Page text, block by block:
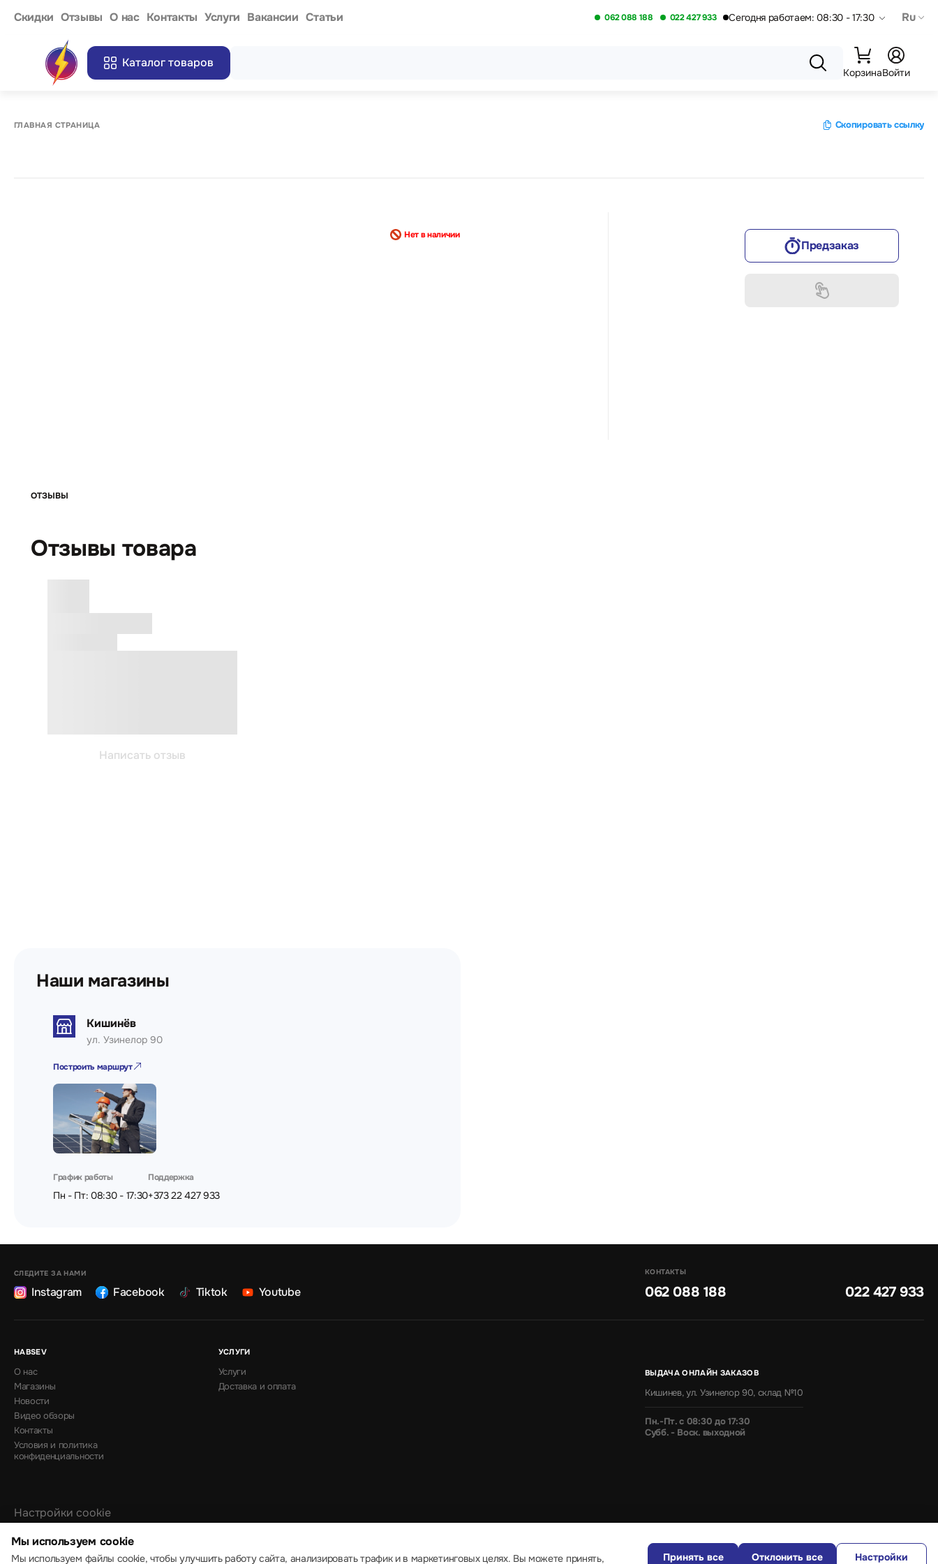
Cкидки Отзывы О нас Контакты Услуги Вакансии Статьи 062 088 188 022 427 933 Сегодня работаем: 08:30 - 17:30 Ru
Каталог товаров
КорзинаВойти
ГЛАВНАЯ СТРАНИЦА Скопировать ссылку
Нет в наличии
Предзаказ
ОТЗЫВЫ
Отзывы товара
Написать отзыв
Наши магазины
Кишинёв
ул. Узинелор 90
Построить маршрут
График работы
Пн - Пт: 08:30 - 17:30
Поддержка
+373 22 427 933
СЛЕДИТЕ ЗА НАМИ
Instagram Facebook Tiktok Youtube
КОНТАКТЫ
062 088 188 022 427 933
HABSEV
О нас
Магазины
Новости
Видео обзоры
Контакты
Условия и политика
конфиденциальности
УСЛУГИ
Услуги
Доставка и оплата
ВЫДАЧА ОНЛАЙН ЗАКАЗОВ
Кишинев, ул. Узинелор 90, склад №10
Пн.-Пт. с 08:30 до 17:30
Субб. - Воск. выходной
Настройки cookie
Мы используем cookie
Мы используем файлы cookie, чтобы улучшить работу сайта, анализировать трафик и в маркетинговых целях. Вы можете принять, Принять все Отклонить все Настройки